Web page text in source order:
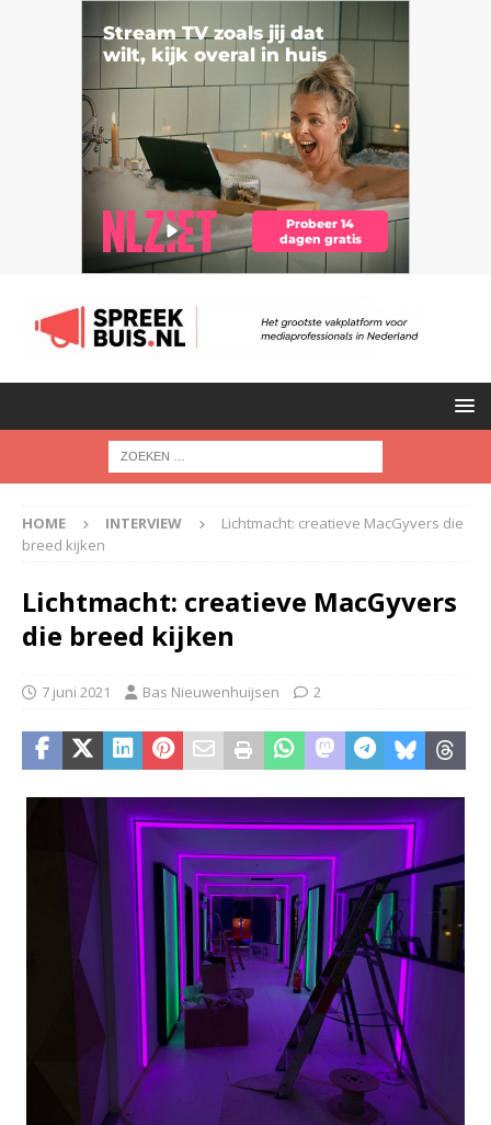
HOME INTERVIEW
Lichtmacht: creatieve MacGyvers die
breed kijken
Lichtmacht: creatieve MacGyvers
die breed kijken
7 juni 2021 Bas Nieuwenhuijsen 2